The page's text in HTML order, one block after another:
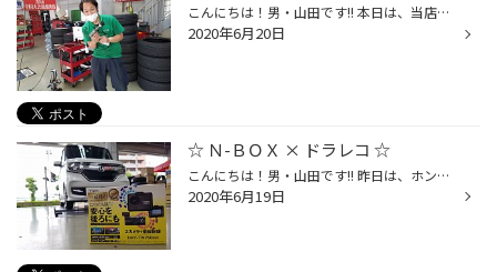
こんにちは！男・山田です!! 本日は、当店の人気作業の１つ！ 【 錆取り & 防錆コーティング 】を ご紹介させて頂きます☆(^^)/ どうしても発生してしまうハブ錆。。 水の入る箇所ですので仕方ないのですが、 そのまま放っておくと... タイヤの取外しが困難になったり、 ホイールとの間に隙間が生じ ...
2020年6月20日
☆ Ｎ-ＢＯＸ × ドラレコ ☆
こんにちは！男・山田です!! 昨日は、ホンダ Ｎ-ＢＯＸに 【 ドライブレコーダー 】 の お取付けをさせて頂きました☆(^^)/ 今回は...☆☆ ユピテルさんの大人気商品！ 『 DRY-TW7500d 』をオススメさせて頂きました!! 安心の [ ２カメラタイプ ] ☆ 駐車中もチリバツ記録する『 駐車監視ケーブル 』も ...
2020年6月19日